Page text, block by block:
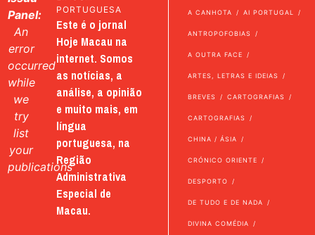
Panel:
An
error
occurred
while
we
try
list
your
publications
PORTUGUESA
Este é o jornal
Hoje Macau na
internet. Somos
as notícias, a
análise, a opinião
e muito mais, em
língua
portuguesa, na
Região
Administrativa
Especial de
Macau.
A CANHOTA AI PORTUGAL
ANTROPOFOBIAS
A OUTRA FACE
ARTES, LETRAS E IDEIAS
BREVES CARTOGRAFIAS
CARTOGRAFIAS
CHINA / ÁSIA
CRÓNICO ORIENTE
DESPORTO
DE TUDO E DE NADA
DIVINA COMÉDIA